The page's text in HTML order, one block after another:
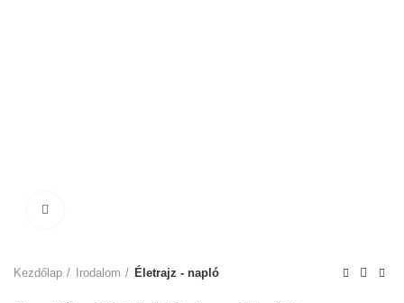
Kezdőlap Irodalom Életrajz - napló